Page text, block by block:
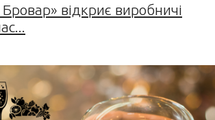
відкриє виробничі